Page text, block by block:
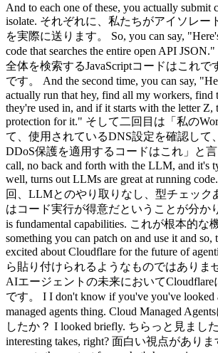
And to each one of these, you actually submit
isolate. それぞれに、私たちがアイソレー
を実際に送ります。 So, you can say,
code that searches the entire open API
全体を検索するJavaScriptコードはこれで
です。 And the second time, you can say,
actually run that hey, find all my workers, find
they're used in, and if it starts with the letter Z,
protection for it." そして二回目は「私の
て、使用されているDNS設定を確認して
DDoS保護を適用するコードはこれ」と言
call, no back and forth with the LLM, and it's
well, turns out LLMs are great at running
回、LLMとのやり取りなし、型チェック
はコード実行が得意だということが分か
is fundamental capabilities. これが根本的な
something you can patch on and use it and so,
excited about Cloudflare for the future of
ら貼り付けられるようなものではありま
AIエージェントの未来において
です。 I I don't know if you've you've looked
managed agents thing. Cloud Managed
したか？ I looked briefly. ちらっと見まし
interesting takes, right? 面白い視点があり